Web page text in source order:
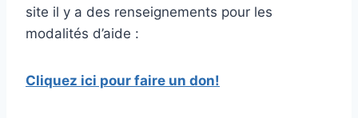
site il y a des renseignements pour les
modalités d’aide :
Cliquez ici pour faire un don!